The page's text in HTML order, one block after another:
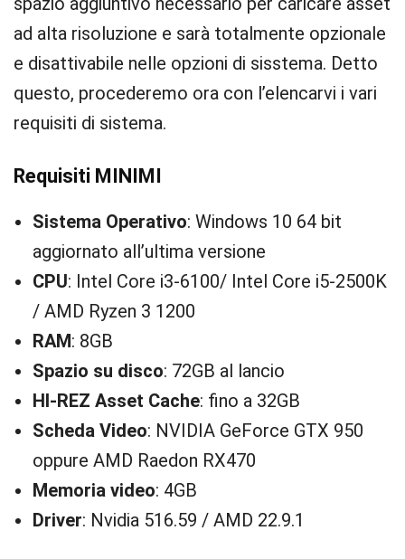
ad alta risoluzione e sarà totalmente opzionale
e disattivabile nelle opzioni di sisstema. Detto
questo, procederemo ora con l’elencarvi i vari
requisiti di sistema.
Requisiti MINIMI
Sistema Operativo: Windows 10 64 bit
aggiornato all’ultima versione
CPU: Intel Core i3-6100/ Intel Core i5-2500K
/ AMD Ryzen 3 1200
RAM: 8GB
Spazio su disco: 72GB al lancio
HI-REZ Asset Cache: fino a 32GB
Scheda Video: NVIDIA GeForce GTX 950
oppure AMD Raedon RX470
Memoria video: 4GB
Driver: Nvidia 516.59 / AMD 22.9.1